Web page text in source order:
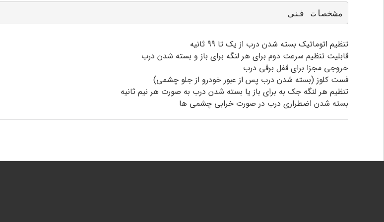
مشخصات فنی
تنظیم اتوماتیک بسته شدن درب از یک تا 99 ثانیه
قابلیت تنظیم سرعت دوم برای هر لنگه برای باز و بسته شدن درب
خروجی مجزا برای قفل برقی درب
فست کلوز (بسته شدن درب پس از عبور خودرو از جلو چشمی)
تنظیم هر لنگه جک به برای باز یا بسته شدن درب به صورت هر نیم ثانیه
بسته شدن اضطراری درب در صورت خرابی چشمی ها